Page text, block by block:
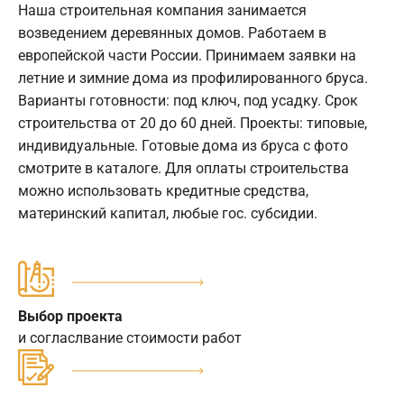
Наша строительная компания занимается
возведением деревянных домов. Работаем в
европейской части России. Принимаем заявки на
летние и зимние дома из профилированного бруса.
Варианты готовности: под ключ, под усадку. Срок
строительства от 20 до 60 дней. Проекты: типовые,
индивидуальные. Готовые дома из бруса с фото
смотрите в каталоге. Для оплаты строительства
можно использовать кредитные средства,
материнский капитал, любые гос. субсидии.
Выбор проекта
и согласлвание стоимости работ